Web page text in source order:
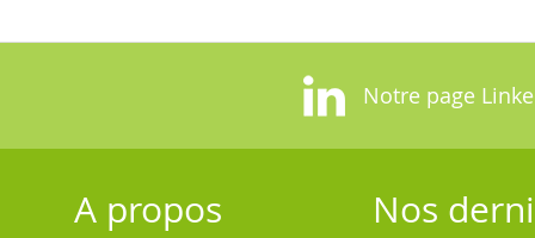
Notre page
A propos Nos